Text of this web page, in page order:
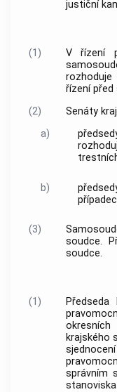
justiční
(1)
V řízení
rozhoduje
řízení před
(2)
Senáty
a)
b)
(3)
soudce.
soudce.
(1)
krajského
správním